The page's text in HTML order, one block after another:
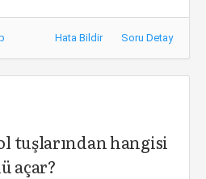
Hata Bildir Soru Detay
tuşlarından hangisi
açar?